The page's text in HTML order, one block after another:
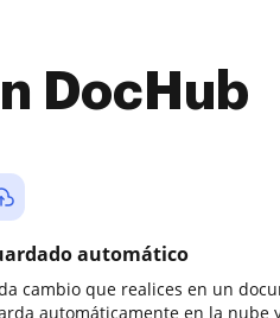
DocHub
automático
cambio que realices en un
automáticamente en la nube